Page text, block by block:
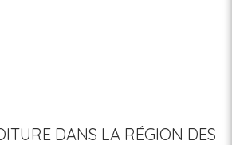
DANS LA RÉGION DES